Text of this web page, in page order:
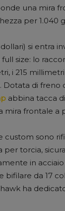
una mira
per 1.040
si entra
size: lo
i 215
Dotata di freno
abbina tacca
mira frontale a
custom sono
torcia,
in acciaio
bifilare da 17
ha